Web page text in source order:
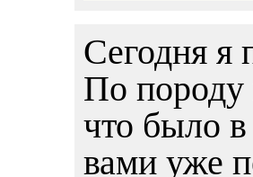
Сегодня я
По породу
что было
вами уже